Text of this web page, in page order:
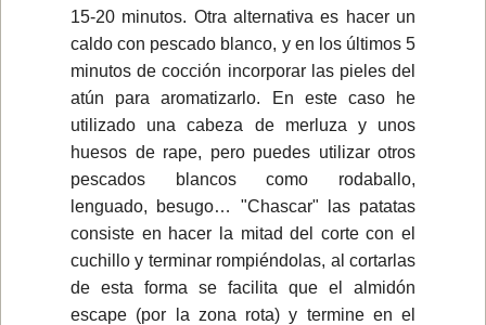
15-20 minutos. Otra alternativa es hacer un
caldo con pescado blanco, y en los últimos 5
minutos de cocción incorporar las pieles del
atún para aromatizarlo. En este caso he
utilizado una cabeza de merluza y unos
huesos de rape, pero puedes utilizar otros
pescados blancos como rodaballo,
lenguado, besugo… "Chascar" las patatas
consiste en hacer la mitad del corte con el
cuchillo y terminar rompiéndolas, al cortarlas
de esta forma se facilita que el almidón
escape (por la zona rota) y termine en el